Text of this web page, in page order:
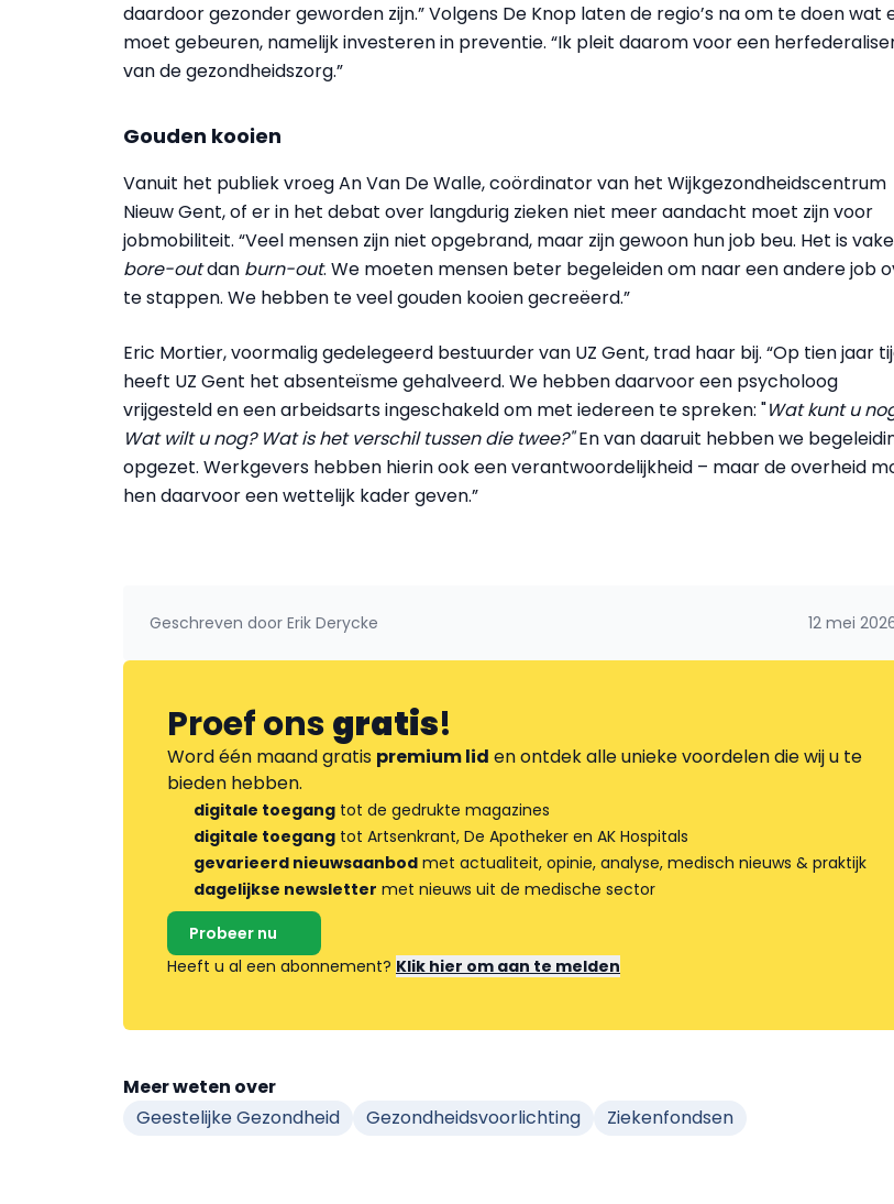
daardoor gezonder geworden zijn.” Volgens De Knop laten de regio’s na om te doen wat
moet gebeuren, namelijk investeren in preventie. “Ik pleit daarom voor een
van de gezondheidszorg.”
Gouden kooien
Vanuit het publiek vroeg An Van De Walle, coördinator van het Wijkgezondheidscentrum
Nieuw Gent, of er in het debat over langdurig zieken niet meer aandacht moet zijn voor
jobmobiliteit. “Veel mensen zijn niet opgebrand, maar zijn gewoon hun job beu. Het is
bore-outdan burn-out. We moeten mensen beter begeleiden om naar een andere job
te stappen. We hebben te veel gouden kooien gecreëerd.”
Eric Mortier, voormalig gedelegeerd bestuurder van UZ Gent, trad haar bij. “Op tien jaar
heeft UZ Gent het absenteïsme gehalveerd. We hebben daarvoor een psycholoog
vrijgesteld en een arbeidsarts ingeschakeld om met iedereen te spreken: "Wat kunt u
Wat wilt u nog? Wat is het verschil tussen die twee?"En van daaruit hebben we
opgezet. Werkgevers hebben hierin ook een verantwoordelijkheid – maar de overheid
hen daarvoor een wettelijk kader geven.”
Geschreven door Erik Derycke 12 mei
Proef onsgratis!
Word één maand gratis premium lid en ontdek alle unieke voordelen die wij u te
bieden hebben.
digitale toegang tot de gedrukte magazines
digitale toegang tot Artsenkrant, De Apotheker en AK Hospitals
gevarieerd nieuwsaanbod met actualiteit, opinie, analyse, medisch nieuws & praktijk
dagelijkse newsletter met nieuws uit de medische sector
Probeer nu
Heeft u al een abonnement? Klik hier om aan te melden
Meer weten over
Geestelijke Gezondheid
Gezondheidsvoorlichting Ziekenfondsen